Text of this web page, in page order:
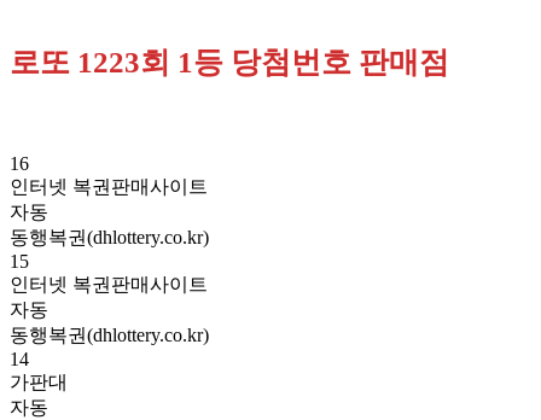
로또 1223회 1등 당첨번호 판매점
16
인터넷 복권판매사이트
자동
동행복권(dhlottery.co.kr)
15
인터넷 복권판매사이트
자동
동행복권(dhlottery.co.kr)
14
가판대
자동